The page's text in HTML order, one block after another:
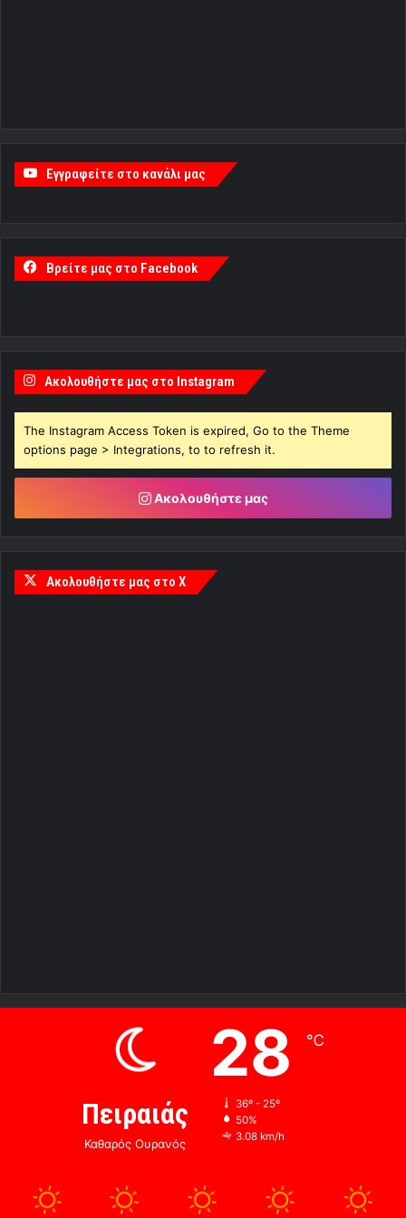
Εγγραφείτε στο κανάλι μας
Βρείτε μας στο Facebook
Ακολουθήστε μας στο Instagram
The Instagram Access Token is expired, Go to the Theme
options page > Integrations, to to refresh it.
Ακολουθήστε μας
Ακολουθήστε μας στο X
Πειραιάς
Καθαρός Ουρανός
28 ℃
36º - 25º
50%
3.08 km/h